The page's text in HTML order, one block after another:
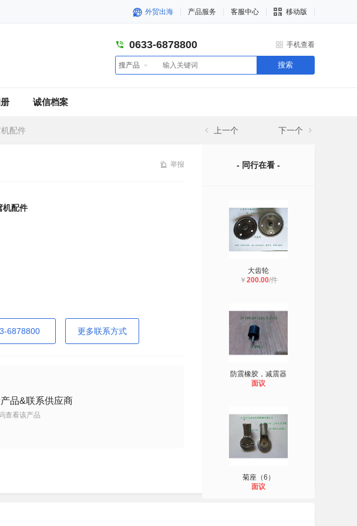
外贸出海 产品服务 客服中心 移动版
0633-6878800 手机查看
搜产品 搜索
诚信档案
配件 上一个 下一个
举报
机配件
6878800 更多联系方式
品&联系供应商
查看该产品
- 同行在看 -
大齿轮
￥ 200.00/件
防震橡胶，减震器
面议
菊座（6）
面议